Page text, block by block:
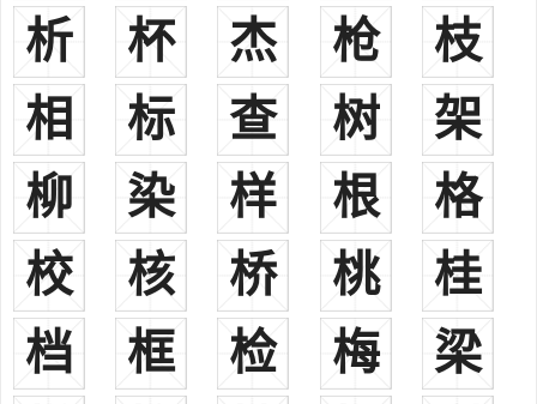
利，发展农业生产，因此被当地尊称为“杜母”。
杜林东汉（？－47），扶风茂陵人。东汉大臣、学者。杜林在汉
光武帝时曾官侍御史，仕至大司空，称为任职相。在学术方面因博洽
多闻，被誉为通儒，后世之人称其为“小学之宗”。
杜乔东汉（？—147），河内林虑人。东汉时期名臣，太子太
傅，光禄勋官至太尉。杜乔忠以直言，德以辅政，为当世良臣，与李
杜密东汉（？－169），颍川阳城人。东汉大臣。在任太山太
守、北海相时，以惩治为恶的宦官子弟而闻名，后官至太仆，被太学
生称为“天下良辅”。
杜畿三国（163－224），京兆杜陵人。三国时曹魏名臣，为西汉
御史大夫杜延年的后代，官至尚书仆射，封丰乐亭侯。
析
杯 杰 枪
枝
相
标 查 树
架
柳
染 样 根
格
校
核 桥 桃
桂
档
框 检 梅
梁